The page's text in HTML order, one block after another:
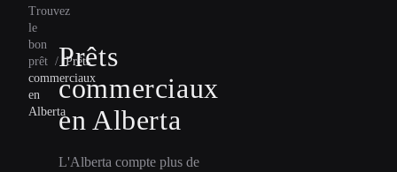
Trouvez
le
bon
prêt / Prêts
commerciaux
en
Alberta
Prêts
commerciaux
en Alberta
L'Alberta compte plus de